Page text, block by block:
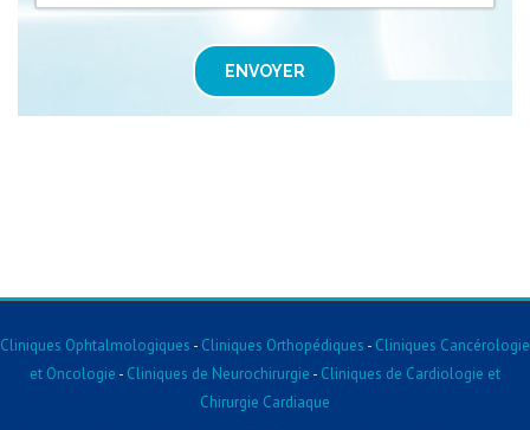
ENVOYER
Cliniques Ophtalmologiques - Cliniques Orthopédiques - Cliniques Cancérologie
et Oncologie - Cliniques de Neurochirurgie - Cliniques de Cardiologie et
Chirurgie Cardiaque